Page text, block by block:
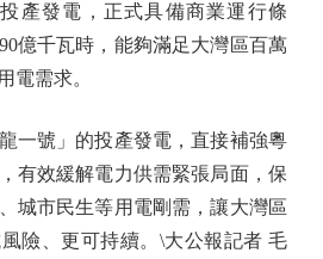
產發電，正式具備商業運行條
億千瓦時，能夠滿足大灣區百萬
電需求。
號」的投產發電，直接補強粵
有效緩解電力供需緊張局面，保
城市民生等用電剛需，讓大灣區
險、更可持續。\大公報記者 毛